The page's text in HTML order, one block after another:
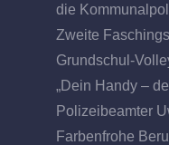
die
Zweite
Grundschul-
„Dein Handy –
Polizeibeamter
Farbenfrohe